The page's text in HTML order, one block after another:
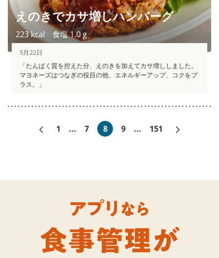
えのきでカサ増しハンバーグ
223kcal 食塩1.0 g
5月22日
「たんぱく質を控えた分、えのきを加えてカサ増ししました。
マヨネーズはつなぎの役目の他、エネルギーアップ、コクをプ
ラス。」
«前へ
1 ... 7 8 9 ... 151